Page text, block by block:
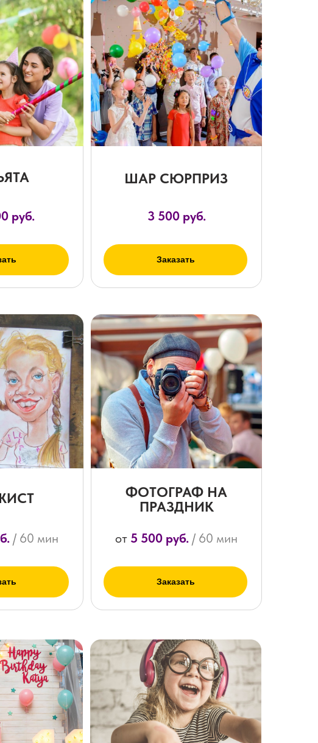
ШАР СЮРПРИЗ
3 500 руб.
Заказать
ФОТОГРАФ НА
ПРАЗДНИК
от 5 500 руб. / 60 мин
Заказать
/ 60 мин
руб.